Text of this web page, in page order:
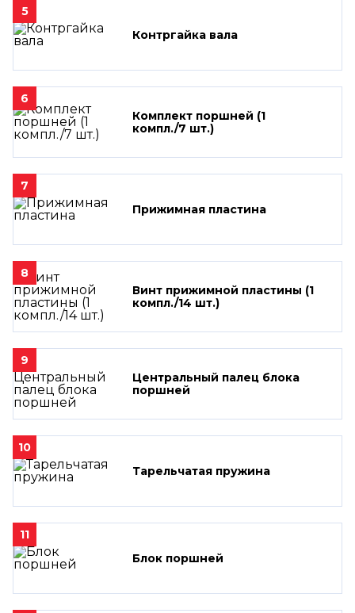
5
Контргайка вала
6
Комплект поршней (1
компл./7 шт.)
7
Прижимная пластина
8
Винт прижимной пластины (1
компл./14 шт.)
9
Центральный палец блока
поршней
10
Тарельчатая пружина
11
Блок поршней